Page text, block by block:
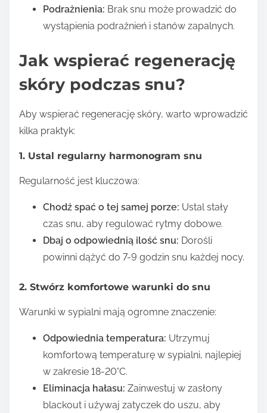
Podrażnienia: Brak snu może prowadzić do
wystąpienia podrażnień i stanów zapalnych.
Jak wspierać regenerację
skóry podczas snu?
Aby wspierać regenerację skóry, warto wprowadzić
kilka praktyk:
1. Ustal regularny harmonogram snu
Regularność jest kluczowa:
Chodź spać o tej samej porze: Ustal stały
czas snu, aby regulować rytmy dobowe.
Dbaj o odpowiednią ilość snu: Dorośli
powinni dążyć do 7-9 godzin snu każdej nocy.
2. Stwórz komfortowe warunki do snu
Warunki w sypialni mają ogromne znaczenie:
Odpowiednia temperatura: Utrzymuj
komfortową temperaturę w sypialni, najlepiej
w zakresie 18-20°C.
Eliminacja hałasu: Zainwestuj w zasłony
blackout i używaj zatyczek do uszu, aby